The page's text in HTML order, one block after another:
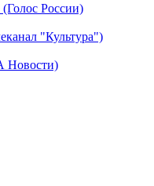
России)
"Культура")
Новости)